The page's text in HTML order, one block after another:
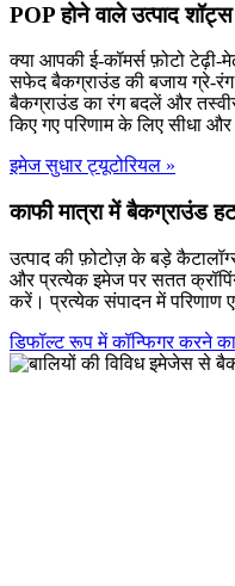
POP होने वाले उत्पाद शॉट्स
क्या आपकी ई-कॉमर्स फ़ोटो टेढ़ी-
सफेद बैकग्राउंड की बजाय ग्रे-रंग
बैकग्राउंड का रंग बदलें और
किए गए परिणाम के लिए सीधा
इमेज सुधार ट्यूटोरियल »
काफी मात्रा में बैकग्राउंड
उत्पाद की फ़ोटोज़ के बड़े
और प्रत्येक इमेज पर सतत
करें। प्रत्येक संपादन में परिणाण
डिफॉल्ट रूप में कॉन्फिगर करने